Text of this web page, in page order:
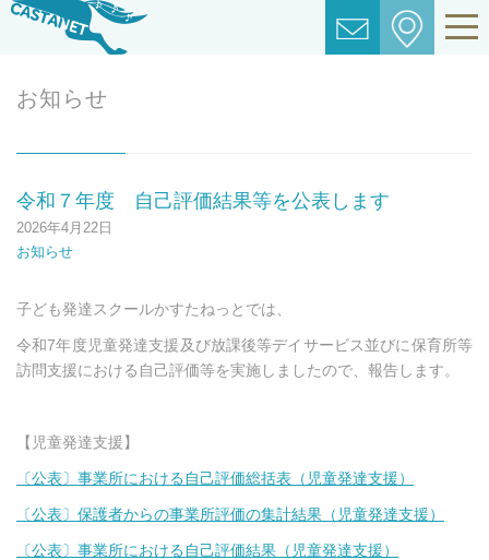
お知らせ
令和７年度 自己評価結果等を公表します
2026年4月22日
お知らせ
子ども発達スクールかすたねっとでは、
令和7年度児童発達支援及び放課後等デイサービス並びに保育所等
訪問支援における自己評価等を実施しましたので、報告します。
【児童発達支援】
〔公表〕事業所における自己評価総括表（児童発達支援）
〔公表〕保護者からの事業所評価の集計結果（児童発達支援）
〔公表〕事業所における自己評価結果（児童発達支援）